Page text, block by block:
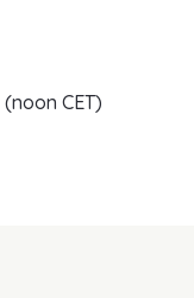
CET)